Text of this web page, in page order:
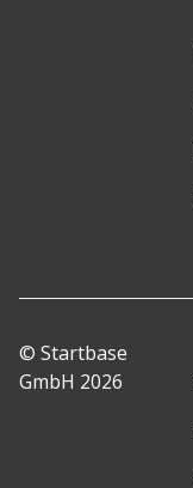
© Startbase
GmbH 2026